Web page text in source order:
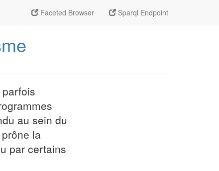
Faceted Browser Sparql Endpoint
au sein du
la
par certains